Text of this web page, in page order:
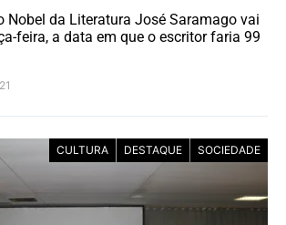
Nobel da Literatura José Saramago vai
feira, a data em que o escritor faria 99
CULTURA DESTAQUE SOCIEDADE